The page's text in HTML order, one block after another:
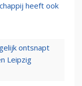
heeft ook
ontsnapt
Leipzig